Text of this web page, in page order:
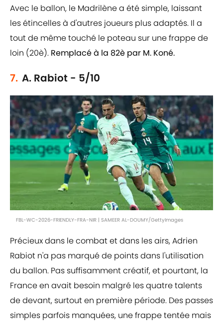
Avec le ballon, le Madrilène a été simple, laissant
les étincelles à d'autres joueurs plus adaptés. Il a
tout de même touché le poteau sur une frappe de
loin (20è). Remplacé à la 82è par M. Koné.
7. A. Rabiot - 5/10
FBL-WC-2026-FRIENDLY-FRA-NIR | SAMEER AL-DOUMY/GettyImages
Précieux dans le combat et dans les airs, Adrien
Rabiot n'a pas marqué de points dans l'utilisation
du ballon. Pas suffisamment créatif, et pourtant, la
France en avait besoin malgré les quatre talents
de devant, surtout en première période. Des passes
simples parfois manquées, une frappe tentée mais